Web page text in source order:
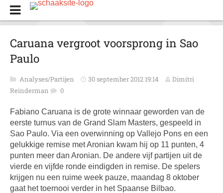
Caruana vergroot voorsprong in Sao
Paulo
Analyses/Partijen 30 september 2012 19:14
Dimitri
Reinderman
0
Fabiano Caruana is de grote winnaar geworden van de
eerste turnus van de Grand Slam Masters, gespeeld in
Sao Paulo. Via een overwinning op Vallejo Pons en een
gelukkige remise met Aronian kwam hij op 11 punten, 4
punten meer dan Aronian. De andere vijf partijen uit de
vierde en vijfde ronde eindigden in remise. De spelers
krijgen nu een ruime week pauze, maandag 8 oktober
gaat het toernooi verder in het Spaanse Bilbao.